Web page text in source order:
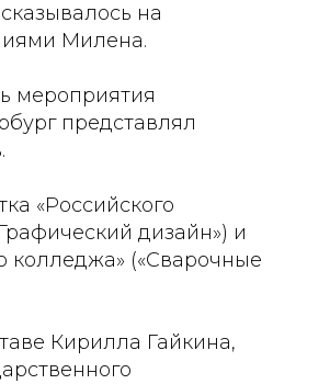
на
Милена.
мероприятия
представлял
«Российского
дизайн») и
колледжа» («Сварочные
Кирилла Гайкина,